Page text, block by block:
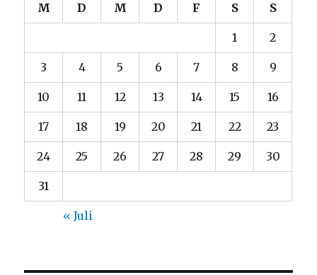
M D M D F S S
1 2
3 4 5 6 7 8 9
10 11 12 13 14 15 16
17 18 19 20 21 22 23
24 25 26 27 28 29 30
31
« Juli